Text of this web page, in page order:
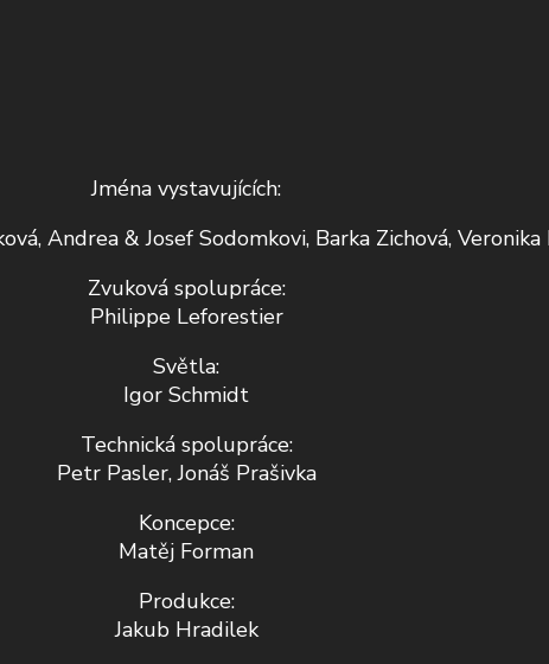
Jména vystavujících:
Andrea & Josef Sodomkovi, Barka Zichová,
Zvuková spolupráce:
Philippe Leforestier
Světla:
Igor Schmidt
Technická spolupráce:
Petr Pasler, Jonáš Prašivka
Koncepce:
Matěj Forman
Produkce:
Jakub Hradilek